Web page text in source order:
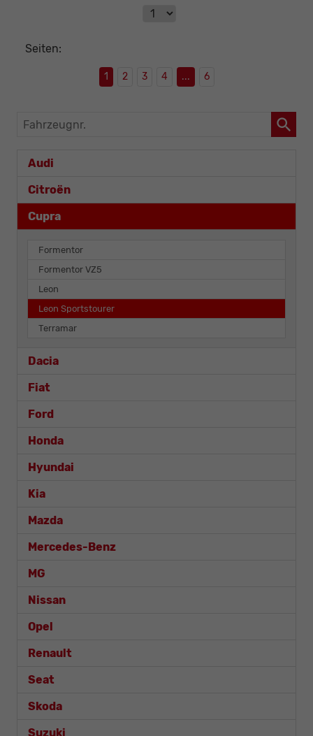
Seiten:
1 2 3 4 ... 6
Fahrzeugnr.
Audi
Citroën
Cupra
Formentor
Formentor VZ5
Leon
Leon Sportstourer
Terramar
Dacia
Fiat
Ford
Honda
Hyundai
Kia
Mazda
Mercedes-Benz
MG
Nissan
Opel
Renault
Seat
Skoda
Suzuki